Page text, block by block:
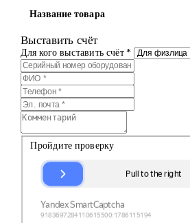
Название товара
Выставить счёт
Для кого выставить счёт *
Пройдите проверку